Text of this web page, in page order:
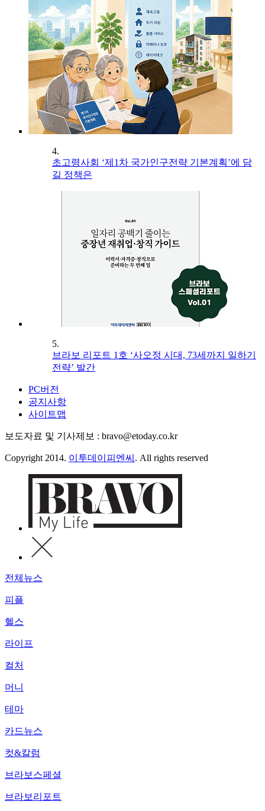
4.
초고령사회 ‘제1차 국가인구전략 기본계획’에 담
길 정책은
5.
브라보 리포트 1호 ‘사오정 시대, 73세까지 일하기
전략’ 발간
PC버전
공지사항
사이트맵
보도자료 및 기사제보 : bravo@etoday.co.kr
Copyright 2014. 이투데이피엔씨 . All rights reserved
전체뉴스
피플
헬스
라이프
컬처
머니
테마
카드뉴스
컷&칼럼
브라보스페셜
브라보리포트